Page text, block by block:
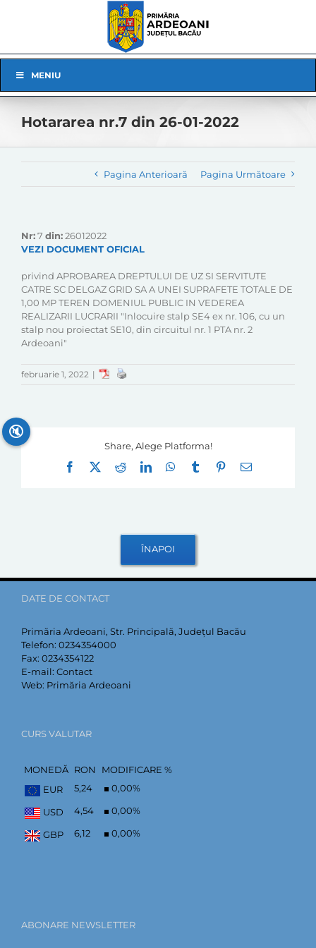
Navigation
MENIU
Hotararea nr.7 din 26-01-2022
Pagina Anterioară Pagina Următoare
Nr:7 din:26012022
VEZI DOCUMENT OFICIAL
privind APROBAREA DREPTULUI DE UZ SI SERVITUTE
CATRE SC DELGAZ GRID SA A UNEI SUPRAFETE TOTALE DE
1,00 MP TEREN DOMENIUL PUBLIC IN VEDEREA
REALIZARII LUCRARII "Inlocuire stalp SE4 ex nr. 106, cu un
stalp nou proiectat SE10, din circuitul nr. 1 PTA nr. 2
Ardeoani"
februarie 1, 2022 |
Share, Alege Platforma!
Facebook
RedditLinkedInWhatsApp
Tumblr Pinterest
E-
DATE DE CONTACT
Primăria Ardeoani, Str. Principală, Județul Bacău
Telefon: 0234354000
Fax: 0234354122
E-mail: Contact
Web: Primăria Ardeoani
CURS VALUTAR
MONEDĂ RON
MODIFICARE %
EUR
5,24 0,00%
USD 4,54 0,00%
GBP 6,12 0,00%
ABONARE NEWSLETTER
🔇